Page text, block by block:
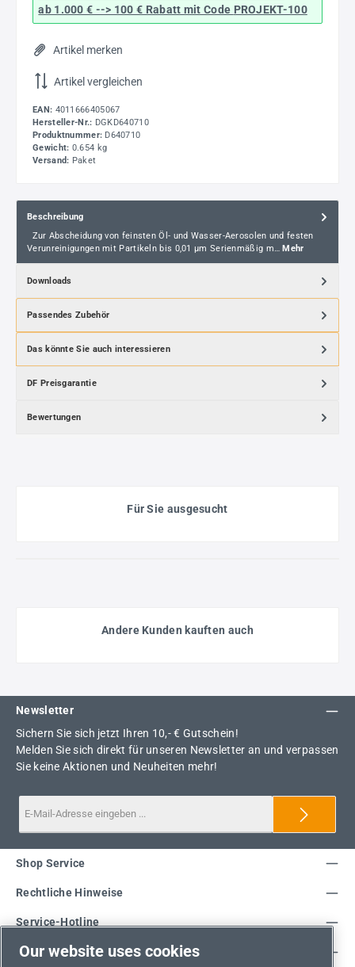
ab 1.000 € --> 100 € Rabatt mit Code PROJEKT-100
Artikel merken
Artikel vergleichen
EAN: 4011666405067
Hersteller-Nr.: DGKD640710
Produktnummer: D640710
Gewicht: 0.654 kg
Versand: Paket
Beschreibung
Zur Abscheidung von feinsten Öl- und Wasser-Aerosolen und festen
Verunreinigungen mit Partikeln bis 0,01 µm Serienmäßig m… Mehr
Downloads
Passendes Zubehör
Das könnte Sie auch interessieren
DF Preisgarantie
Bewertungen
Für Sie ausgesucht
Andere Kunden kauften auch
Newsletter
Sichern Sie sich jetzt Ihren 10,- € Gutschein!
Melden Sie sich direkt für unseren Newsletter an und verpassen
Sie keine Aktionen und Neuheiten mehr!
Service-Hotline
Shop Service
Rechtliche Hinweise
Unsere Vorteile
Our website uses cookies